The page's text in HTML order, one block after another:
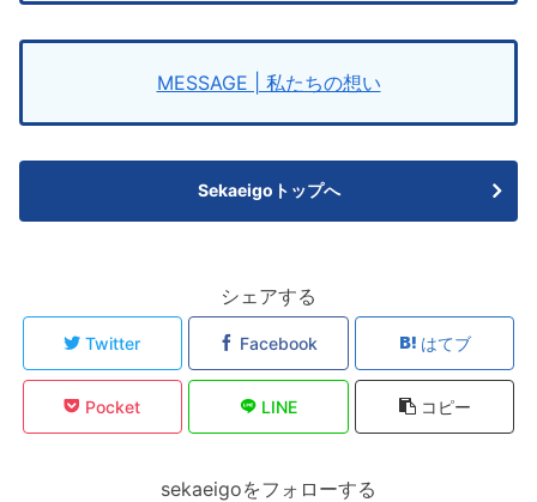
MESSAGE | 私たちの想い
Sekaeigoトップへ
シェアする
Twitter Facebook はてブ
Pocket LINE コピー
sekaeigoをフォローする